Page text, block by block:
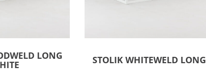
LONG STOLIK WHITEWELD LONG